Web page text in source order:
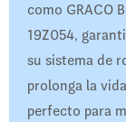
como GRACO
19Z054,
su sistema de
prolonga la
perfecto para